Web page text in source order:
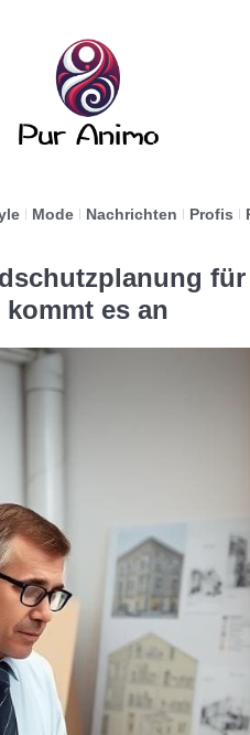
Mode Nachrichten Profis
kommt es an